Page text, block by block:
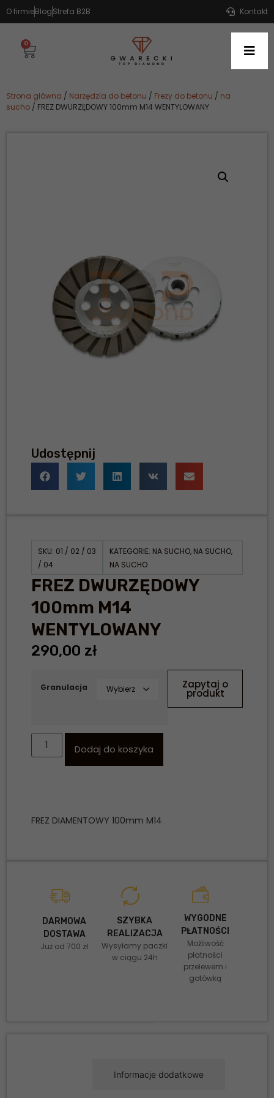
O firmieBlogStrefa B2B Kontakt
0
Strona główna / Narzędzia do betonu / Frezy do betonu / na
sucho / FREZ DWURZĘDOWY 100mm M14 WENTYLOWANY
Udostępnij
SKU: 01 / 02 / 03
/ 04
KATEGORIE: NA SUCHO, NA SUCHO,
NA SUCHO
FREZ DWURZĘDOWY
100mm M14
WENTYLOWANY
290,00 zł
Granulacja
Dodaj do koszyka
Zapytaj o
produkt
FREZ DIAMENTOWY 100mm M14
DARMOWA
DOSTAWA
Już od 700 zł
SZYBKA
REALIZACJA
Wysyłamy paczki
w ciągu 24h
WYGODNE
PŁATNOŚCI
Możliwość
płatności
przelewem i
gotówką
Informacje dodatkowe